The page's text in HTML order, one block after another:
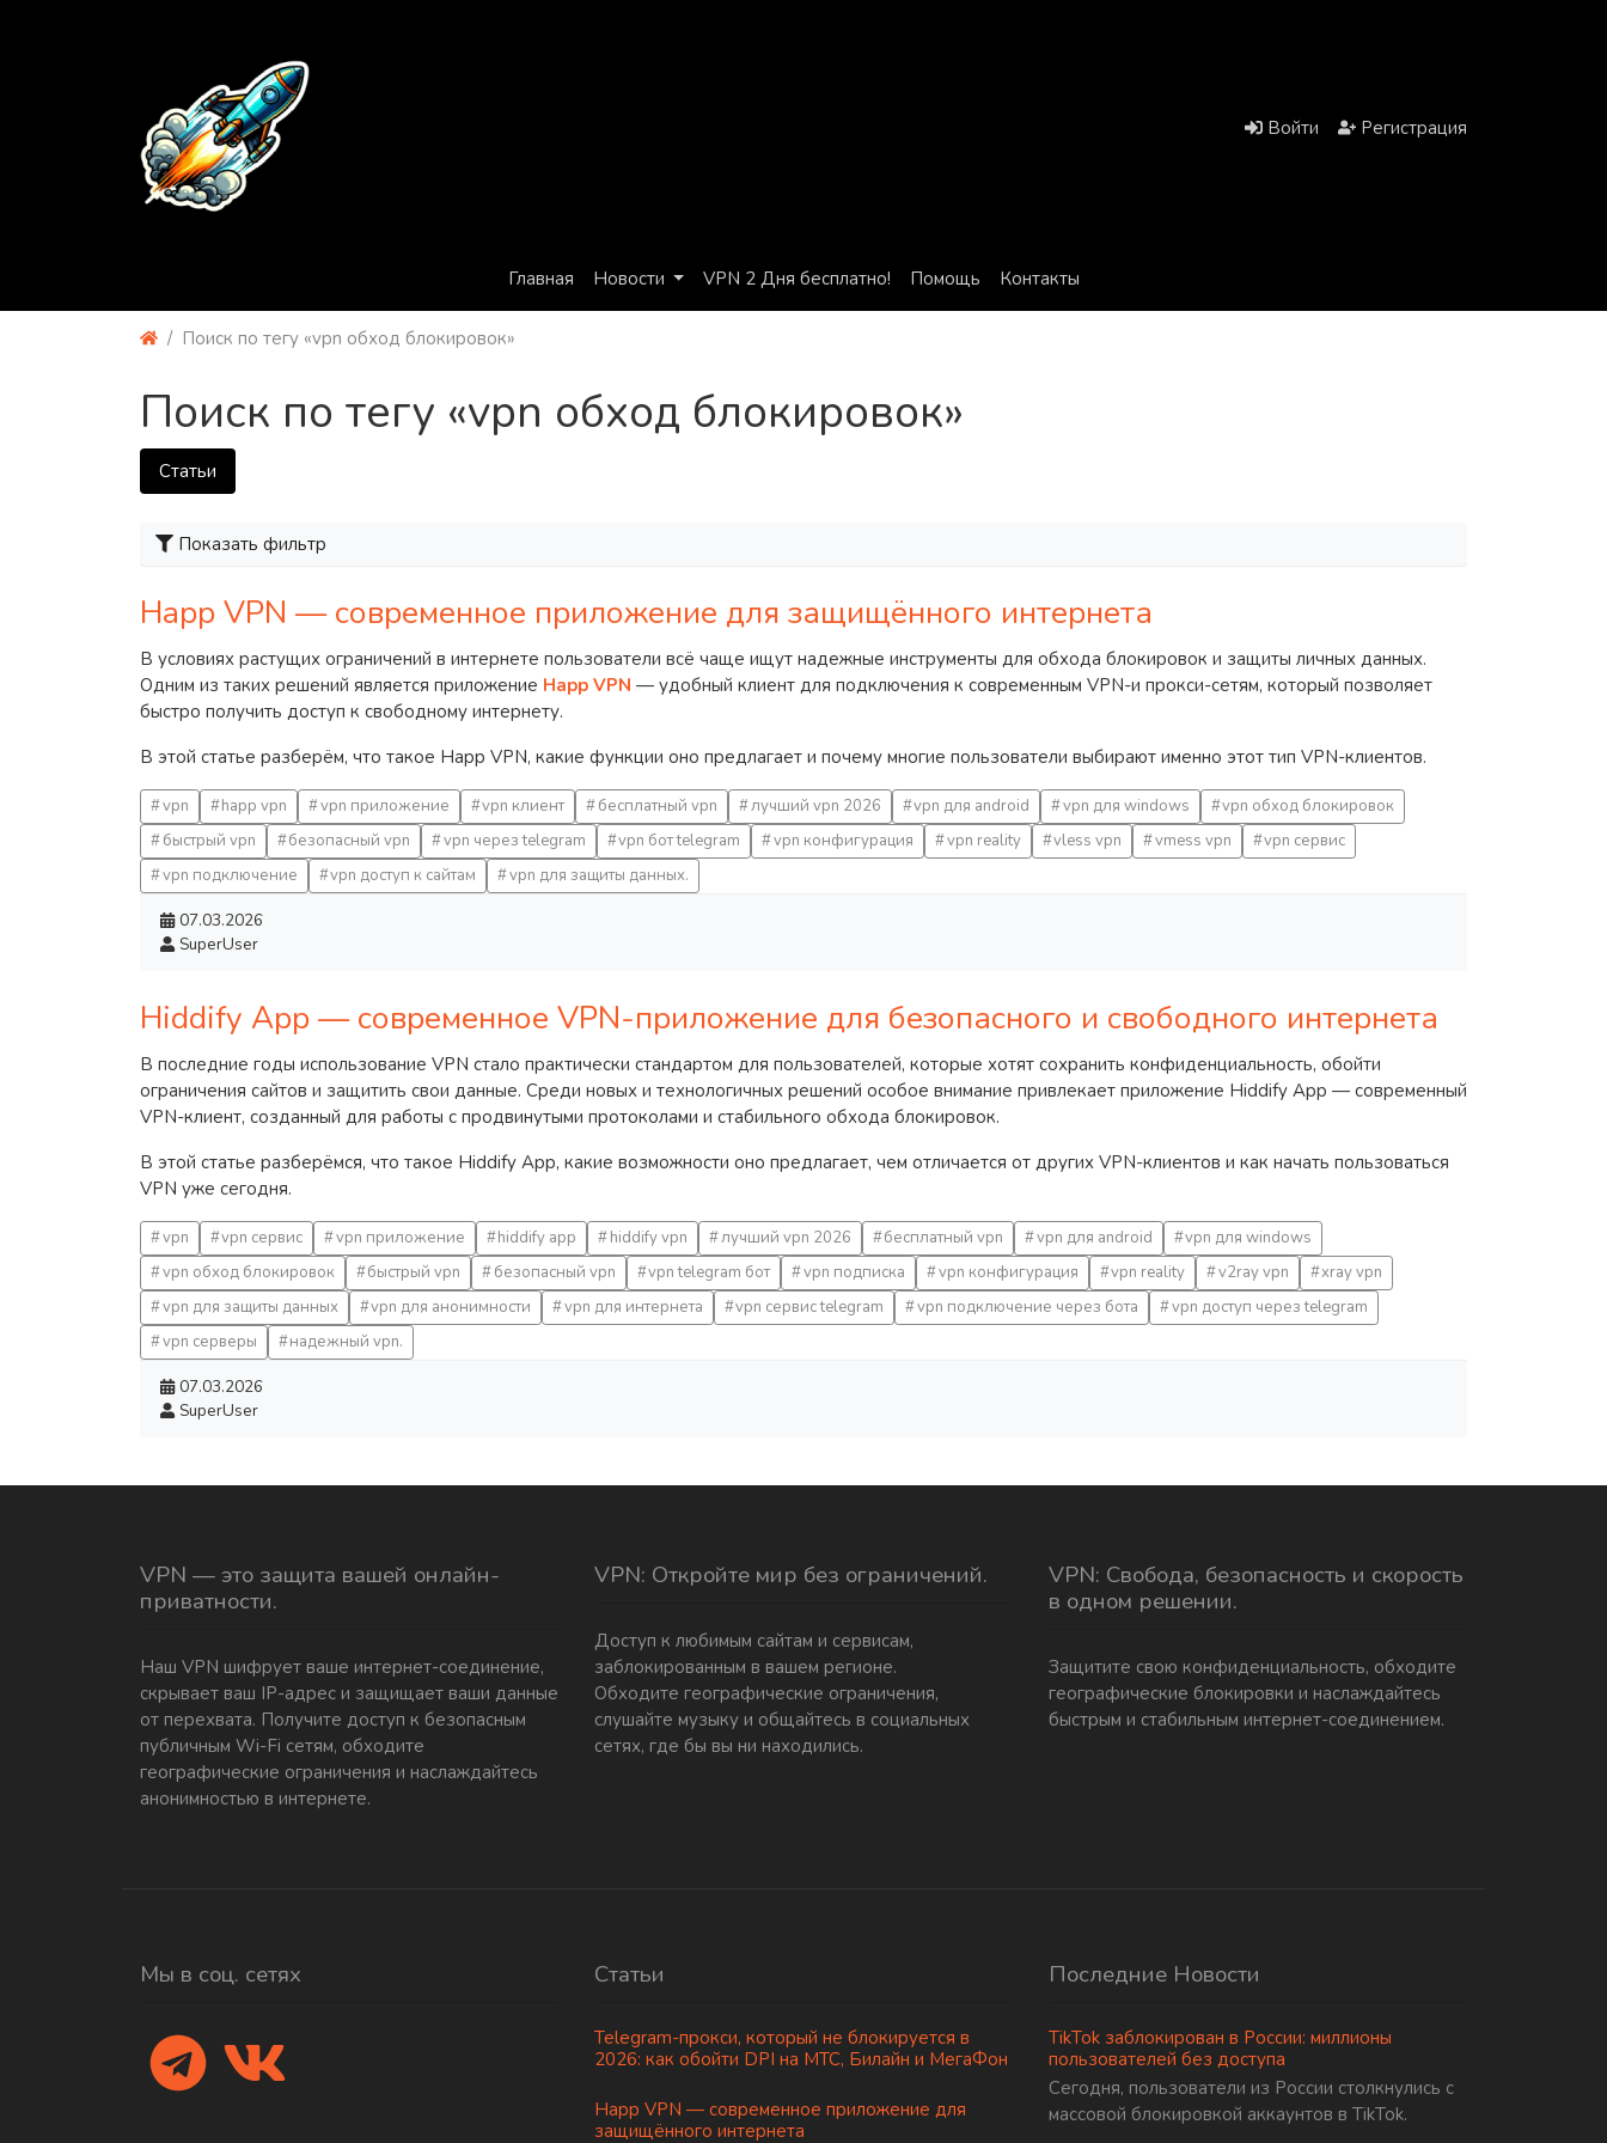
Войти Регистрация
Главная Новости VPN 2 Дня бесплатно! Помощь Контакты
Поиск по тегу «vpn обход блокировок»
Поиск по тегу «vpn обход блокировок»
Статьи
Показать фильтр
Happ VPN — современное приложение для защищённого интернета
В условиях растущих ограничений в интернете пользователи всё чаще ищут надежные инструменты для обхода блокировок и защиты личных данных.
Одним из таких решений является приложение Happ VPN — удобный клиент для подключения к современным VPN-и прокси-сетям, который позволяет
быстро получить доступ к свободному интернету.
В этой статье разберём, что такое Happ VPN, какие функции оно предлагает и почему многие пользователи выбирают именно этот тип VPN-клиентов.
vpn happ vpn vpn приложение vpn клиент бесплатный vpn лучший vpn 2026 vpn для android vpn для windows
vpn обход блокировок
быстрый vpn
безопасный vpn vpn через telegram vpn бот telegram vpn конфигурация vpn reality vless vpn vmess vpn
vpn сервис
vpn подключение
vpn доступ к сайтам vpn для защиты данных.
07.03.2026
SuperUser
Hiddify App — современное VPN-приложение для безопасного и свободного интернета
В последние годы использование VPN стало практически стандартом для пользователей, которые хотят сохранить конфиденциальность, обойти
ограничения сайтов и защитить свои данные. Среди новых и технологичных решений особое внимание привлекает приложение Hiddify App — современный
VPN-клиент, созданный для работы с продвинутыми протоколами и стабильного обхода блокировок.
В этой статье разберёмся, что такое Hiddify App, какие возможности оно предлагает, чем отличается от других VPN-клиентов и как начать пользоваться
VPN уже сегодня.
vpn vpn сервис vpn приложение hiddify app hiddify vpn лучший vpn 2026 бесплатный vpn vpn для android
vpn для windows
vpn обход блокировок
быстрый vpn безопасный vpn vpn telegram бот vpn подписка vpn конфигурация vpn reality v2ray vpn
xray vpn
vpn для защиты данных
vpn для анонимности vpn для интернета vpn сервис telegram vpn подключение через бота
vpn доступ через telegram
vpn серверы
надежный vpn.
07.03.2026
SuperUser
VPN — это защита вашей онлайн-
приватности.
Наш VPN шифрует ваше интернет-соединение,
скрывает ваш IP-адрес и защищает ваши данные
от перехвата. Получите доступ к безопасным
публичным Wi-Fi сетям, обходите
географические ограничения и наслаждайтесь
анонимностью в интернете.
VPN: Откройте мир без ограничений.
Доступ к любимым сайтам и сервисам,
заблокированным в вашем регионе.
Обходите географические ограничения,
слушайте музыку и общайтесь в социальных
сетях, где бы вы ни находились.
VPN: Свобода, безопасность и скорость
в одном решении.
Защитите свою конфиденциальность, обходите
географические блокировки и наслаждайтесь
быстрым и стабильным интернет-соединением.
Мы в соц. сетях Статьи
Telegram-прокси, который не блокируется в
2026: как обойти DPI на МТС, Билайн и МегаФон
Happ VPN — современное приложение для
защищённого интернета
Последние Новости
TikTok заблокирован в России: миллионы
пользователей без доступа
Сегодня, пользователи из России столкнулись с
массовой блокировкой аккаунтов в TikTok.